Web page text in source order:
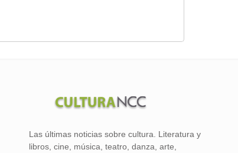
Las últimas noticias sobre cultura. Literatura y
libros, cine, música, teatro, danza, arte,